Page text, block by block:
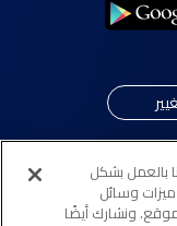
© جميع الحقوق محفوظة لبنك "إلى" 2026. مرخّص كبنك تجزئة
المركزي.
بالعمل بشكل
وسائل
ونشارك أيضًا